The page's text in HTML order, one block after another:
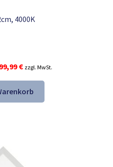
4000K
€
99,99€Aktueller
Preis
ist:
99,99 €.
zzgl. MwSt.